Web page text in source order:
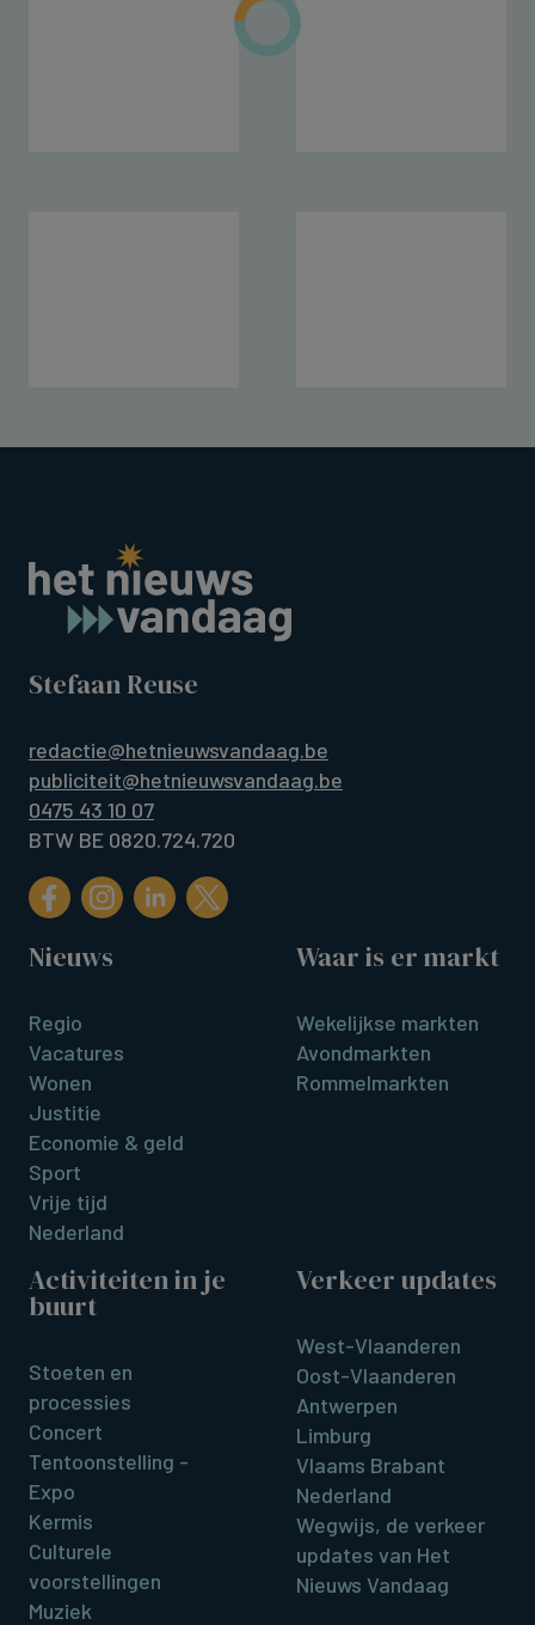
Stefaan Reuse
redactie@hetnieuwsvandaag.be
publiciteit@hetnieuwsvandaag.be
0475 43 10 07
BTW BE 0820.724.720
Nieuws
Regio
Vacatures
Wonen
Justitie
Economie & geld
Sport
Vrije tijd
Nederland
Waar is er markt
Wekelijkse markten
Avondmarkten
Rommelmarkten
Activiteiten in je
buurt
Stoeten en
processies
Concert
Tentoonstelling -
Expo
Kermis
Culturele
voorstellingen
Muziek
Verkeer updates
West-Vlaanderen
Oost-Vlaanderen
Antwerpen
Limburg
Vlaams Brabant
Nederland
Wegwijs, de verkeer
updates van Het
Nieuws Vandaag